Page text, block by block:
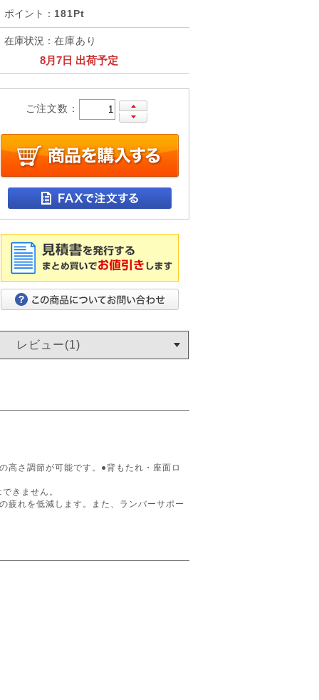
ポイント ： 181Pt
在庫状況 ： 在庫あり
8月7日 出荷予定
ご注文数：
レビュー(1)
高さ調節が可能です。●背もたれ・座面ロ
きません。
疲れを低減します。また、ランバーサポー